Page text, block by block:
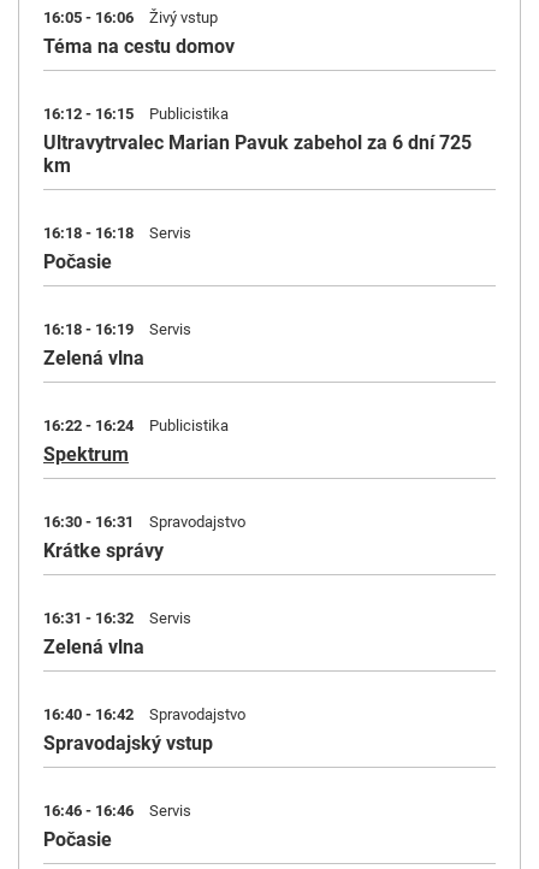
16:05 - 16:06 Živý vstup
Téma na cestu domov
16:12 - 16:15 Publicistika
Ultravytrvalec Marian Pavuk zabehol za 6 dní 725
km
16:18 - 16:18 Servis
Počasie
16:18 - 16:19 Servis
Zelená vlna
16:22 - 16:24 Publicistika
Spektrum
16:30 - 16:31 Spravodajstvo
Krátke správy
16:31 - 16:32 Servis
Zelená vlna
16:40 - 16:42 Spravodajstvo
Spravodajský vstup
16:46 - 16:46 Servis
Počasie